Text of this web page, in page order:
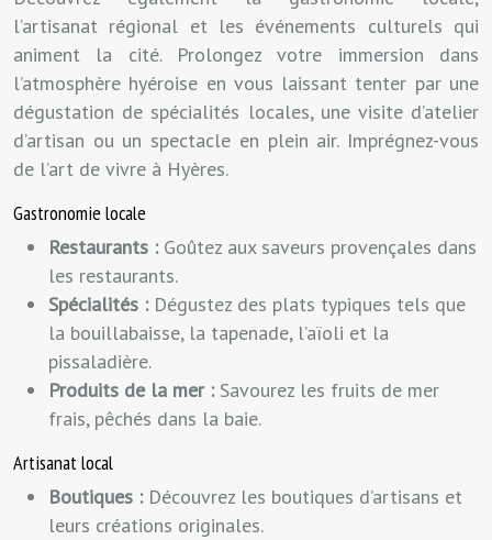
l’artisanat régional et les événements culturels qui
animent la cité. Prolongez votre immersion dans
l’atmosphère hyéroise en vous laissant tenter par une
dégustation de spécialités locales, une visite d’atelier
d’artisan ou un spectacle en plein air. Imprégnez-vous
de l’art de vivre à Hyères.
Gastronomie locale
Restaurants : Goûtez aux saveurs provençales dans
les restaurants.
Spécialités : Dégustez des plats typiques tels que
la bouillabaisse, la tapenade, l’aïoli et la
pissaladière.
Produits de la mer : Savourez les fruits de mer
frais, pêchés dans la baie.
Artisanat local
Boutiques : Découvrez les boutiques d’artisans et
leurs créations originales.